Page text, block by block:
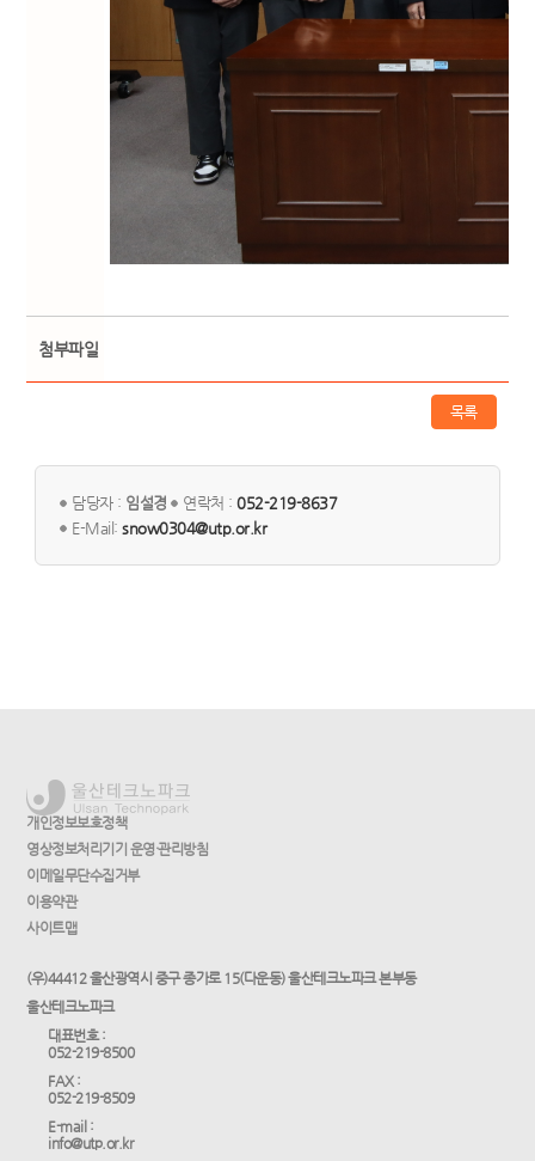
첨부파일
목록
담당자 : 임설경 연락처 :052-219-8637
E-Mail:snow0304@utp.or.kr
개인정보보호정책
영상정보처리기기 운영·관리방침
이메일무단수집거부
이용약관
사이트맵
(우)44412 울산광역시 중구 종가로 15(다운동) 울산테크노파크 본부동
울산테크노파크
대표번호 :
052-219-8500
FAX :
052-219-8509
E-mail :
info@utp.or.kr